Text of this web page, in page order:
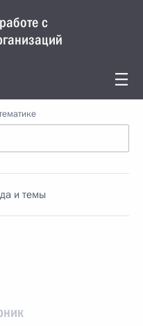
с
и темы